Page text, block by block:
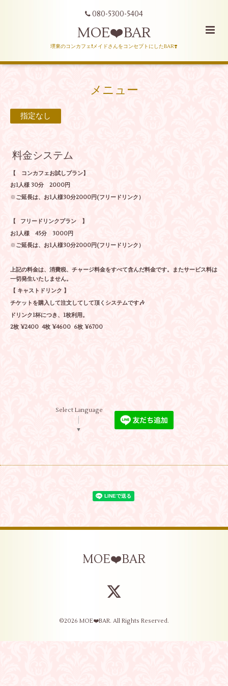
080-5300-5404
MOE❤️BAR
堺東のコンカフェ❗️メイドさんをコンセプトにしたBAR❣️
メニュー
指定なし
料金システム
【 コンカフェお試しプラン】
お1人様 30分 2000円
※ご延長は、お1人様30分2000円(フリードリンク）
【 フリードリンクプラン 】
お1人様 45分 3000円
※ご延長は、お1人様30分2000円(フリードリンク）
上記の料金は、消費税、チャージ料金をすべて含んだ料金です。またサービス料は
一切発生いたしません。
【 キャストドリンク 】
チケットを購入して注文してして頂くシステムです🎶
ドリンク1杯につき、1枚利用。
2枚 ¥2400 4枚 ¥4600 6枚 ¥6700
Select Language
▼
MOE❤️BAR
©2026 MOE❤️BAR. All Rights Reserved.